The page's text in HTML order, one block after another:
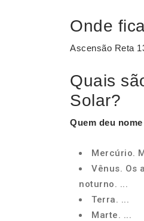
Onde
Ascensão Reta
Quais
Solar?
Quem deu nome
Mercúrio.
Vênus. Os
noturno. ...
Terra. ...
Marte. ...